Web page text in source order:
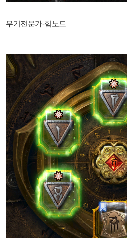
무기전문가-힘노드